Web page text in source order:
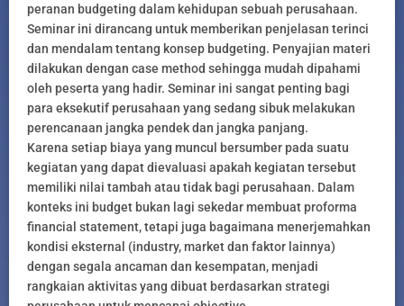
peranan budgeting dalam kehidupan sebuah perusahaan.
Seminar ini dirancang untuk memberikan penjelasan terinci
dan mendalam tentang konsep budgeting. Penyajian materi
dilakukan dengan case method sehingga mudah dipahami
oleh peserta yang hadir. Seminar ini sangat penting bagi
para eksekutif perusahaan yang sedang sibuk melakukan
perencanaan jangka pendek dan jangka panjang.
Karena setiap biaya yang muncul bersumber pada suatu
kegiatan yang dapat dievaluasi apakah kegiatan tersebut
memiliki nilai tambah atau tidak bagi perusahaan. Dalam
konteks ini budget bukan lagi sekedar membuat proforma
financial statement, tetapi juga bagaimana menerjemahkan
kondisi eksternal (industry, market dan faktor lainnya)
dengan segala ancaman dan kesempatan, menjadi
rangkaian aktivitas yang dibuat berdasarkan strategi